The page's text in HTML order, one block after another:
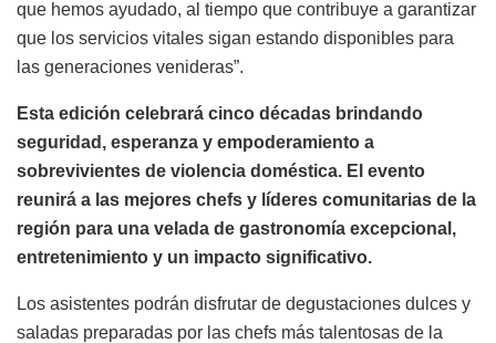
que hemos ayudado, al tiempo que contribuye a garantizar
que los servicios vitales sigan estando disponibles para
las generaciones venideras”.
Esta edición celebrará cinco décadas brindando
seguridad, esperanza y empoderamiento a
sobrevivientes de violencia doméstica. El evento
reunirá a las mejores chefs y líderes comunitarias de la
región para una velada de gastronomía excepcional,
entretenimiento y un impacto significativo.
Los asistentes podrán disfrutar de degustaciones dulces y
saladas preparadas por las chefs más talentosas de la